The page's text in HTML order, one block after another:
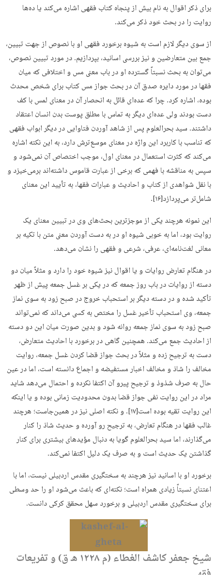
برای ذکر اقوال به نام بیش از پنجاه کتاب فقهی اشاره می‌کند یا ده‌ها
روایت را در بحث خود ذکر می‌کند.
از سوی دیگر لازم است به شیوه برخورد فقهی او با نصوص از جهت تبیین،
جمع بین متعارضین و نیز بررسی اسانید، بپردازیم. در مورد تبیین نصوص،
می‌توان به بحث نسبتاً گسترده او در باب معنی مس و اختلافی که میان
فقها در مورد دایره صدق آن در بحث جواز مس کتاب برای شخص محدث
بوده، اشاره کرد. چرا که عده‌ای قائل به انحصار آن در معنای لمس با کف
دست بودند ولی عده‌ای دیگر به تماس با مطلق پوست بدن انسان اعتقاد
داشتند. سید بحرالعلوم پس از شاهد آوردن فتاوایی در دیگر ابواب فقهی
که تناسب با کاربرد این واژه در معنای موسع‌ترش دارد، به این نکته اشاره
می‌کند که کثرت استعمال در معنای اول، موجب اختصاص آن نمی‌شود و
سپس به مناقشه با فهمی که برخی از عبارت قاموس داشته‌اند برمی‌خیزد و
با نقل شواهدی از کتاب و احادیث و عبارات فقها، به تأیید این معنای
شامل‌تر می‌پردازد[۱۶].
این نمونه هرچند یکی از موجزترین بحث‌های وی در تبیین معنای یک
روایت بود، اما به خوبی شیوه او در به دست آوردن معنی متن با تکیه بر
معانی لغت‌نامه‌ای، عرفی، شرعی و فقهی را نشان می‌دهد.
در هنگام تعارض روایات و یا اقوال نیز شیوه خود را دارد و مثلاً میان دو
دسته از روایات در باب روز جمعه که در یکی بر غسل جمعه پیش از ظهر
تأکید شده و در دسته دیگر بر استحباب خروج در صبح زود به سوی نماز
جمعه، وی استحباب تأخیر غسل را مختص به کسی می‌داند که نمی‌تواند
صبح زود به سوی نماز جمعه روانه شود و بدین صورت میان این دو دسته
از احادیث جمع می‌کند. همچنین گاهی در برخورد با احادیث متعارض،
دست به ترجیح زده و مثلاً در بحث جواز قضا کردن غسل جمعه، روایت
مخالف را شاذ و مخالف اخبار مستفیضه و اجماع دانسته است، اما در عین
حال به صرف شذوذ و ترجیح پیرو آن اکتفا نکرده و احتمال می‌دهد شاید
مراد در این روایت نفی جواز قضا بدون محدودیت زمانی بوده و یا اینکه
این روایت تقیه بوده است[۱۷]. و نکته اصلی نیز در همین‌جاست؛ هرچند
غالب فقها در هنگام تعارض، به ترجیح رو آورده و حدیث شاذ را کنار
می‌گذارند، اما سید بحرالعلوم گویا به دنبال مؤیدهای بیشتری برای کنار
گذاشتن یک حدیث است و به صرف یک دلیل اکتفا نمی‌کند.
برخورد او با اسانید نیز هرچند به سختگیری مقدس اردبیلی نیست، اما با
اعتنای نسبتاً زیادی همراه است؛ نکته‌ای که باعث می‌شود او را حد وسطی
برای سختگیری مقدس اردبیلی و برخورد سهل محقق کرکی دانست.
شیخ جعفر کاشف الغطاء (م ۱۲۲۸ هـ ق) و تفریعات